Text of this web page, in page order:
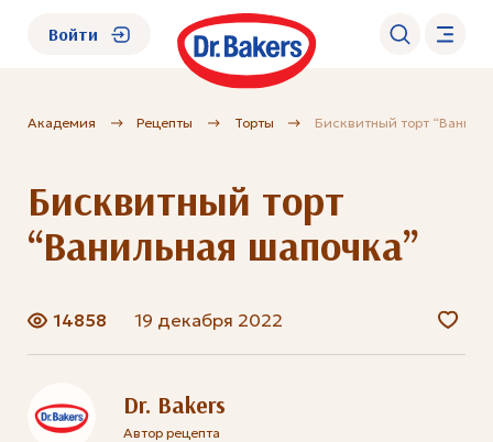
О нас
Каталог
Академия
Где купить?
FAQ
Войти
Академия Рецепты Торты Бисквитный торт
Бисквитный торт
“Ванильная шапочка”
14858 19 декабря 2022
Dr. Bakers
Автор рецепта